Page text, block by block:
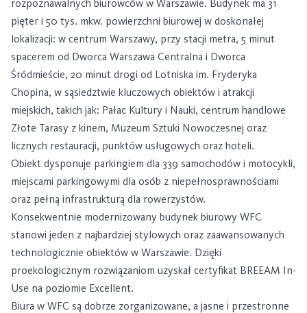
rozpoznawalnych biurowców w Warszawie. Budynek ma 31
pięter i 50 tys. mkw. powierzchni biurowej w doskonałej
lokalizacji: w centrum Warszawy, przy stacji metra, 5 minut
spacerem od Dworca Warszawa Centralna i Dworca
Śródmieście, 20 minut drogi od Lotniska im. Fryderyka
Chopina, w sąsiedztwie kluczowych obiektów i atrakcji
miejskich, takich jak: Pałac Kultury i Nauki, centrum handlowe
Złote Tarasy z kinem, Muzeum Sztuki Nowoczesnej oraz
licznych restauracji, punktów usługowych oraz hoteli.
Obiekt dysponuje parkingiem dla 339 samochodów i motocykli,
miejscami parkingowymi dla osób z niepełnosprawnościami
oraz pełną infrastrukturą dla rowerzystów.
Konsekwentnie modernizowany budynek biurowy WFC
stanowi jeden z najbardziej stylowych oraz zaawansowanych
technologicznie obiektów w Warszawie. Dzięki
proekologicznym rozwiązaniom uzyskał certyfikat BREEAM In-
Use na poziomie Excellent.
Biura w WFC są dobrze zorganizowane, a jasne i przestronne